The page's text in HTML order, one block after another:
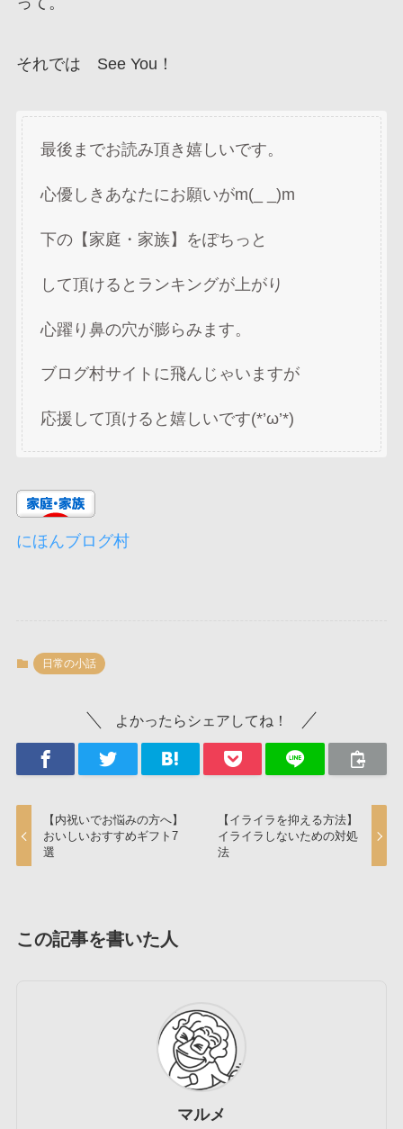
それでは See You！
最後までお読み頂き嬉しいです。
心優しきあなたにお願いがm(_ _)m
下の【家庭・家族】をぽちっと
して頂けるとランキングが上がり
心躍り鼻の穴が膨らみます。
ブログ村サイトに飛んじゃいますが
応援して頂けると嬉しいです(*’ω’*)
にほんブログ村
日常の小話
よかったらシェアしてね！
【内祝いでお悩みの方へ】
おいしいおすすめギフト7
選
【イライラを抑える方法】
イライラしないための対処
法
この記事を書いた人
マルメ